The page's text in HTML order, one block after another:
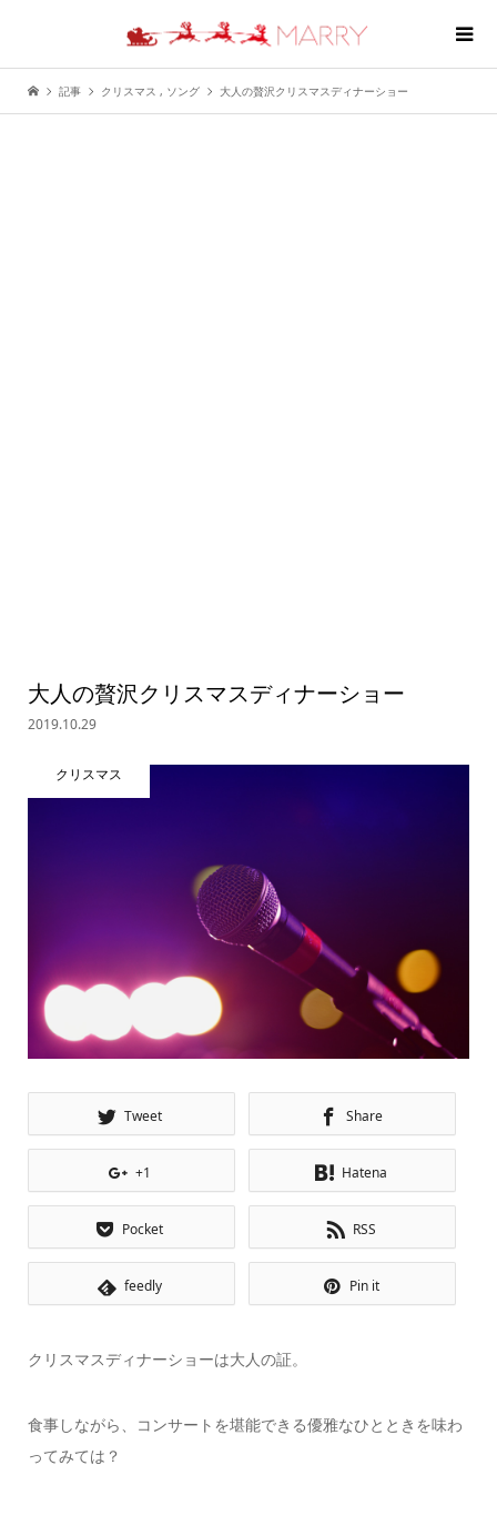
記事 クリスマス , ソング 大人の贅沢クリスマスディナーショー
大人の贅沢クリスマスディナーショー
2019.10.29
クリスマス
Tweet Share
+1 Hatena
Pocket RSS
feedly Pin it
クリスマスディナーショーは大人の証。
食事しながら、コンサートを堪能できる優雅なひとときを味わ
ってみては？